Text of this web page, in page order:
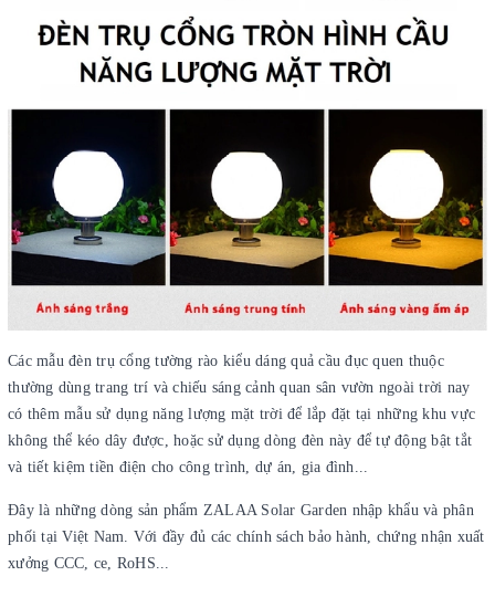
Các mẫu đèn trụ cổng tường rào kiểu dáng quả cầu đục quen thuộc
thường dùng trang trí và chiếu sáng cảnh quan sân vườn ngoài trời nay
có thêm mẫu sử dụng năng lượng mặt trời để lắp đặt tại những khu vực
không thể kéo dây được, hoặc sử dụng dòng đèn này để tự động bật tắt
và tiết kiệm tiền điện cho công trình, dự án, gia đình...
Đây là những dòng sản phẩm ZALAA Solar Garden nhập khẩu và phân
phối tại Việt Nam. Với đầy đủ các chính sách bảo hành, chứng nhận xuất
xưởng CCC, ce, RoHS...